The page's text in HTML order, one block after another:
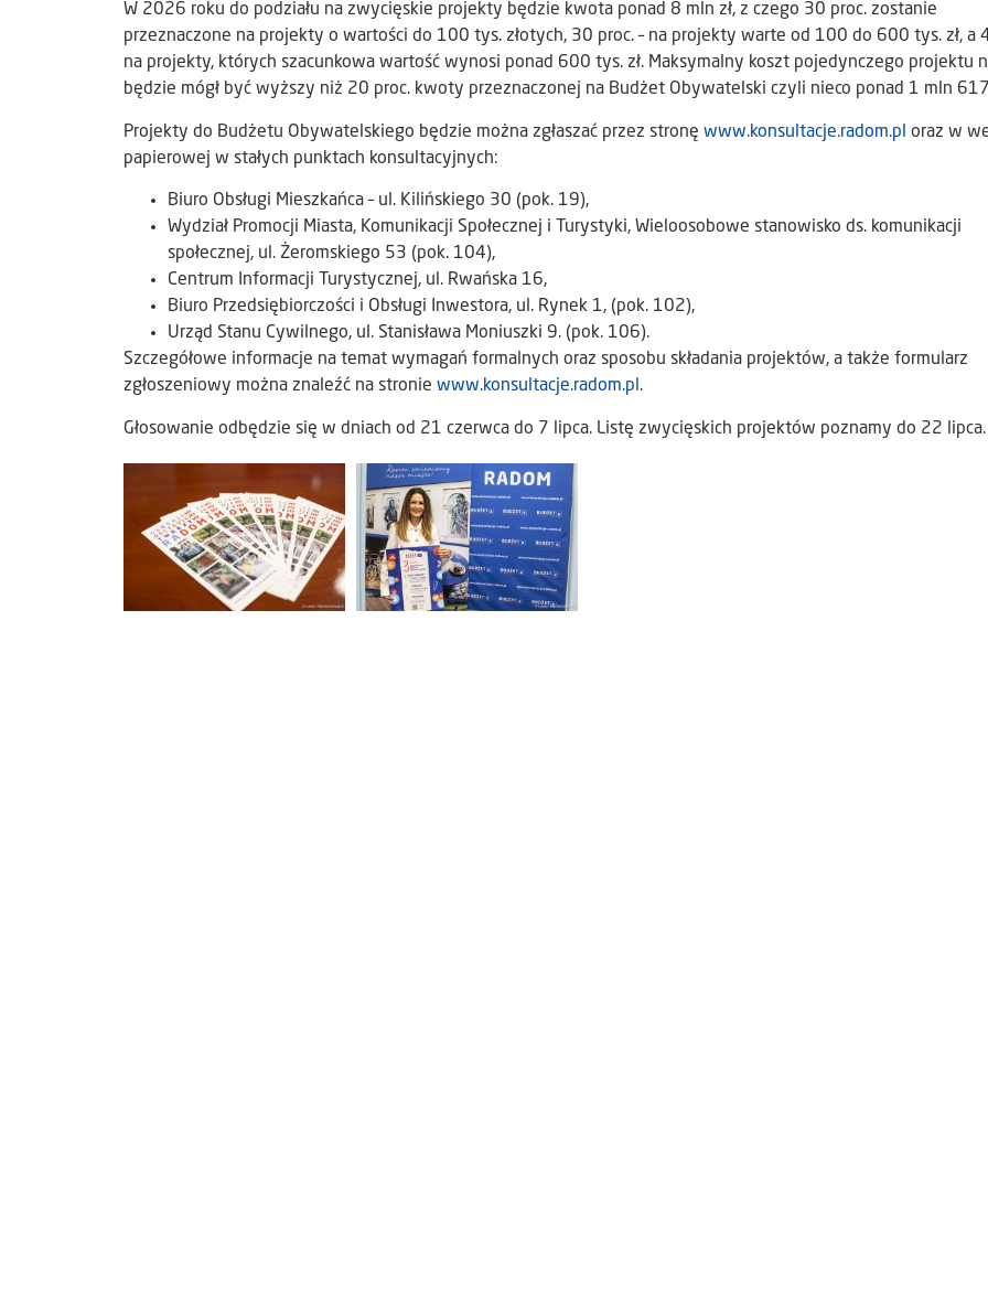
W 2026 roku do podziału na zwycięskie projekty będzie kwota ponad 8 mln zł, z czego 30 proc. zostanie
przeznaczone na projekty o wartości do 100 tys. złotych, 30 proc. – na projekty warte od 100 do 600 tys. zł, a
na projekty, których szacunkowa wartość wynosi ponad 600 tys. zł. Maksymalny koszt pojedynczego projektu
będzie mógł być wyższy niż 20 proc. kwoty przeznaczonej na Budżet Obywatelski czyli nieco ponad 1 mln 617
Projekty do Budżetu Obywatelskiego będzie można zgłaszać przez stronę www.konsultacje.radom.pl oraz w
papierowej w stałych punktach konsultacyjnych:
Biuro Obsługi Mieszkańca – ul. Kilińskiego 30 (pok. 19),
Wydział Promocji Miasta, Komunikacji Społecznej i Turystyki, Wieloosobowe stanowisko ds. komunikacji
społecznej, ul. Żeromskiego 53 (pok. 104),
Centrum Informacji Turystycznej, ul. Rwańska 16,
Biuro Przedsiębiorczości i Obsługi Inwestora, ul. Rynek 1, (pok. 102),
Urząd Stanu Cywilnego, ul. Stanisława Moniuszki 9. (pok. 106).
Szczegółowe informacje na temat wymagań formalnych oraz sposobu składania projektów, a także formularz
zgłoszeniowy można znaleźć na stronie www.konsultacje.radom.pl .
Głosowanie odbędzie się w dniach od 21 czerwca do 7 lipca. Listę zwycięskich projektów poznamy do 22 lipca.